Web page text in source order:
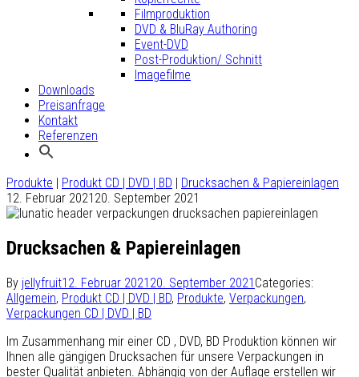
Filmproduktion
DVD & BluRay Authoring
Event-DVD
Post-Produktion/ Schnitt
Imagefilme
Downloads
Preisanfrage
Kontakt
Referenzen
Produkte | Produkt CD | DVD | BD | Drucksachen & Papiereinlagen
12. Februar 2021 20. September 2021
Drucksachen & Papiereinlagen
By jellyfruit12. Februar 2021 20. September 2021 Categories:
Allgemein, Produkt CD | DVD | BD, Produkte, Verpackungen,
Verpackungen CD | DVD | BD
Im Zusammenhang mir einer CD , DVD, BD Produktion können wir
Ihnen alle gängigen Drucksachen für unsere Verpackungen in
bester Qualität anbieten. Abhängig von der Auflage erstellen wir